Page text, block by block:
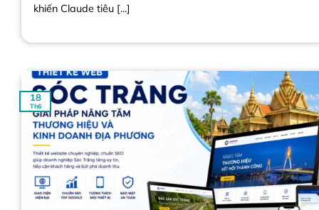
khiến Claude tiêu [...]
18
Th6